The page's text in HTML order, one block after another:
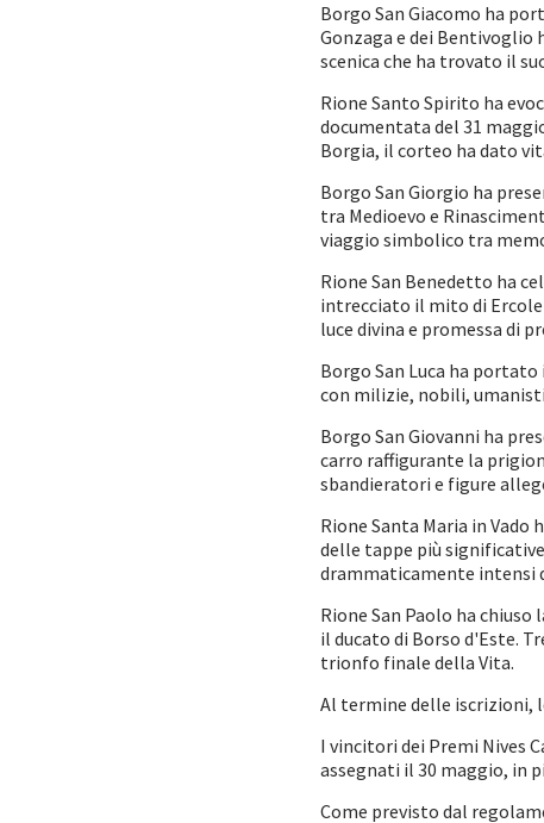
Borgo San Giacomo ha
Gonzaga e dei Bentivoglio
scenica che ha trovato il
Rione Santo Spirito ha
documentata del 31
Borgia, il corteo ha dato
Borgo San Giorgio ha
tra Medioevo e
viaggio simbolico tra
Rione San Benedetto ha
intrecciato il mito di Ercole
luce divina e promessa di
Borgo San Luca ha
con milizie, nobili,
Borgo San Giovanni ha
carro raffigurante la
sbandieratori e figure
Rione Santa Maria in
delle tappe più
drammaticamente intensi
Rione San Paolo ha
il ducato di Borso d'Este.
trionfo finale della Vita.
Al termine delle iscrizioni,
I vincitori dei Premi Nives
assegnati il 30 maggio, in
Come previsto dal